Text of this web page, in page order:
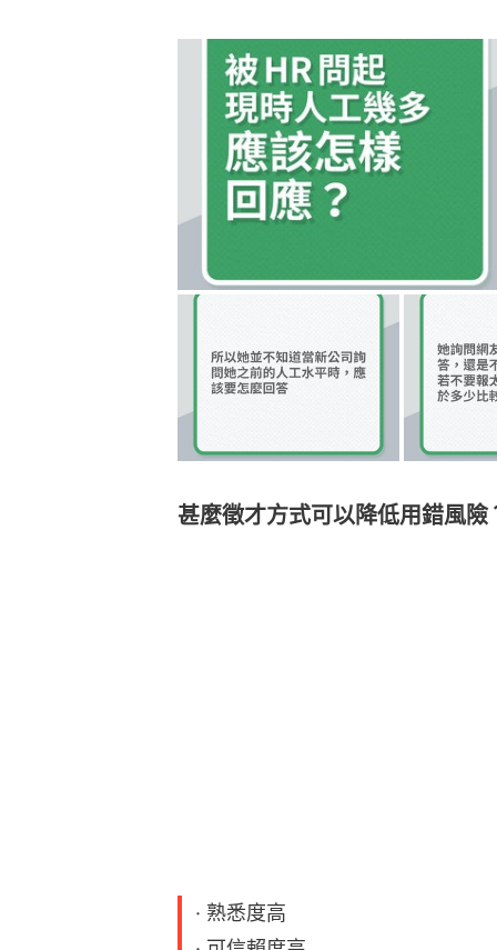
甚麼徵才方式可以降低用錯風險
· 熟悉度高